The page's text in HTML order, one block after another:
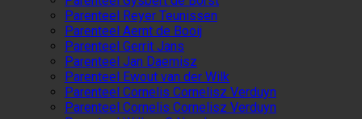
Parenteel Reyer Teunissen
Parenteel Aernt de Booij
Parenteel Gerrit Jans
Parenteel Jan Daemisz
Parenteel Ewout van der Wilk
Parenteel Cornelis Cornelisz Verduyn
Parenteel Cornelis Cornelisz Verduyn